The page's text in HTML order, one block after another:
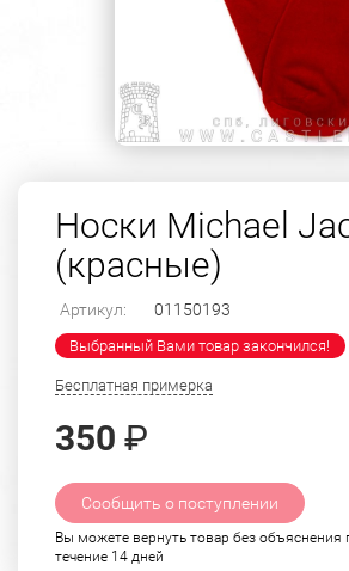
Носки Michael
(красные)
Артикул: 01150193
Выбранный Вами товар закончился!
Бесплатная примерка
350 ₽
Сообщить о поступлении
Вы можете вернуть товар без объяснения
течение 14 дней